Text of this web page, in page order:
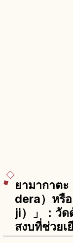
ยามากาตะ
dera）หรื
ji）」：วั
สงบที่ช่วยเ